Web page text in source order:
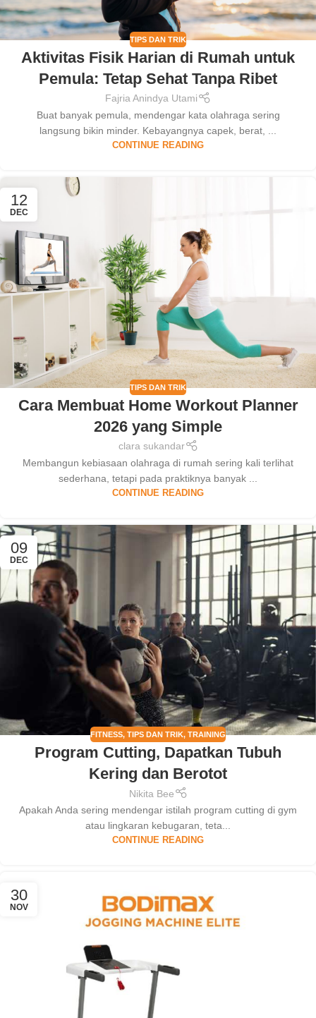
TIPS DAN TRIK
Aktivitas Fisik Harian di Rumah untuk
Pemula: Tetap Sehat Tanpa Ribet
Fajria Anindya Utami
Buat banyak pemula, mendengar kata olahraga sering
langsung bikin minder. Kebayangnya capek, berat, ...
CONTINUE READING
12
DEC
TIPS DAN TRIK
Cara Membuat Home Workout Planner
2026 yang Simple
clara sukandar
Membangun kebiasaan olahraga di rumah sering kali terlihat
sederhana, tetapi pada praktiknya banyak ...
CONTINUE READING
09
DEC
FITNESS, TIPS DAN TRIK, TRAINING
Program Cutting, Dapatkan Tubuh
Kering dan Berotot
Nikita Bee
Apakah Anda sering mendengar istilah program cutting di gym
atau lingkaran kebugaran, teta...
CONTINUE READING
30
NOV